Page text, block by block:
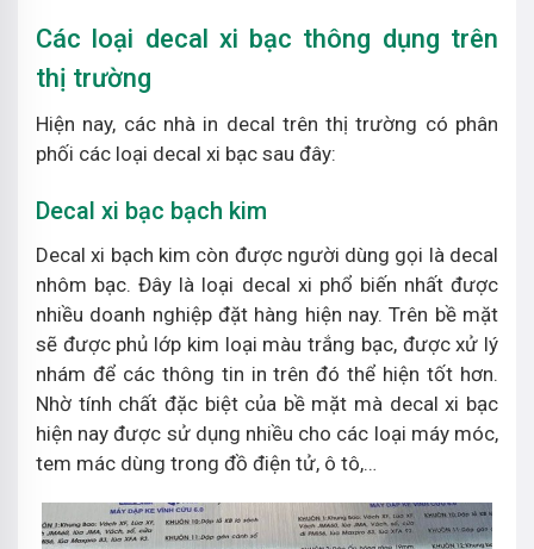
Các loại decal xi bạc thông dụng trên
thị trường
Hiện nay, các nhà in decal trên thị trường có phân
phối các loại decal xi bạc sau đây:
Decal xi bạc bạch kim
Decal xi bạch kim còn được người dùng gọi là decal
nhôm bạc. Đây là loại decal xi phổ biến nhất được
nhiều doanh nghiệp đặt hàng hiện nay. Trên bề mặt
sẽ được phủ lớp kim loại màu trắng bạc, được xử lý
nhám để các thông tin in trên đó thể hiện tốt hơn.
Nhờ tính chất đặc biệt của bề mặt mà decal xi bạc
hiện nay được sử dụng nhiều cho các loại máy móc,
tem mác dùng trong đồ điện tử, ô tô,…